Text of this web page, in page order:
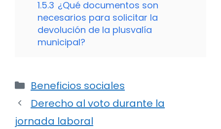
1.5.3 ¿Qué documentos son
necesarios para solicitar la
devolución de la plusvalía
municipal?
Categorías
Beneficios sociales
Derecho al voto durante la
jornada laboral